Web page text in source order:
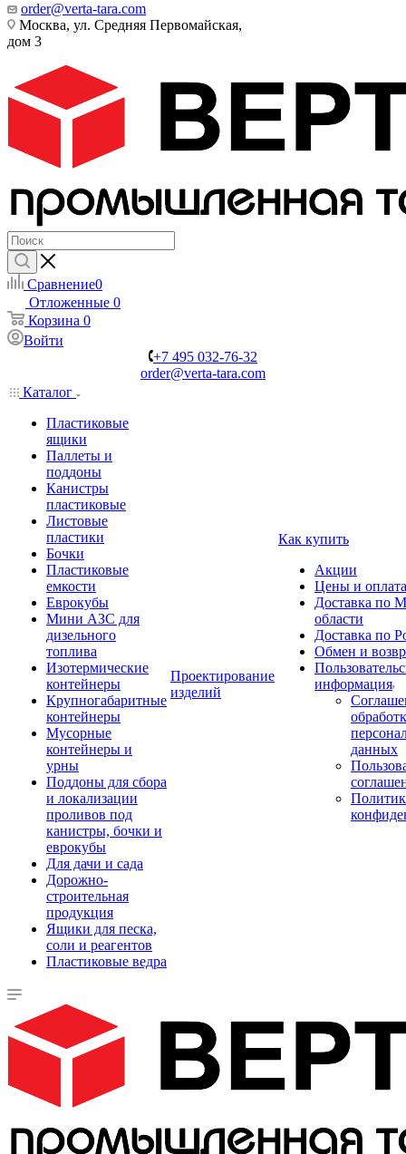
order@verta-tara.com
Москва, ул. Средняя Первомайская,
дом 3
Сравнение0
Отложенные 0
Корзина 0
Войти
+7 495 032-76-32
order@verta-tara.com
Каталог
Пластиковые
ящики
Паллеты и
поддоны
Канистры
пластиковые
Листовые
пластики
Бочки
Пластиковые
емкости
Еврокубы
Мини АЗС для
дизельного
топлива
Изотермические
контейнеры
Крупногабаритные
контейнеры
Мусорные
контейнеры и
урны
Поддоны для сбора
и локализации
проливов под
канистры, бочки и
еврокубы
Для дачи и сада
Дорожно-
строительная
продукция
Ящики для песка,
соли и реагентов
Пластиковые ведра
Проектирование
изделий
Как купить
Акции
Цены и оплата
Доставка по
области
Доставка по
Обмен и
информация
данных